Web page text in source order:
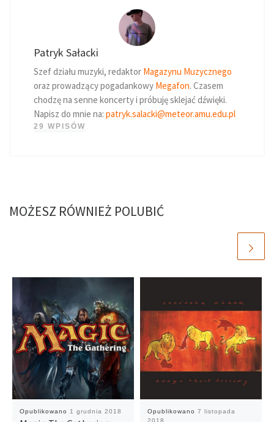
Patryk Sałacki
Szef działu muzyki, redaktor Magazynu Muzycznego
oraz prowadzący pogadankowy Megafon. Czasem
chodzę na senne koncerty i próbuję sklejać dźwięki.
Napisz do mnie na: patryk.salacki@meteor.amu.edu.pl
29 WPISÓW
MOŻESZ RÓWNIEŻ POLUBIĆ
Opublikowano 1 grudnia 2018 Opublikowano 7 listopada
2018